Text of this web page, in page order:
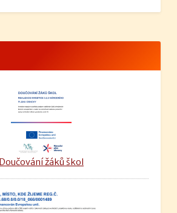
Doučování žáků škol